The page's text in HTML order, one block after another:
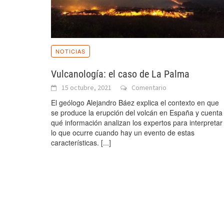
NOTICIAS
Vulcanología: el caso de La Palma
15 octubre, 2021 Comentario
El geólogo Alejandro Báez explica el contexto en que
se produce la erupción del volcán en España y cuenta
qué información analizan los expertos para interpretar
lo que ocurre cuando hay un evento de estas
características. [...]